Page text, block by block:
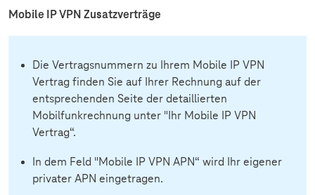
Mobile IP VPN Zusatzverträge
Die Vertragsnummern zu Ihrem Mobile IP VPN
Vertrag finden Sie auf Ihrer Rechnung auf der
entsprechenden Seite der detaillierten
Mobilfunkrechnung unter "Ihr Mobile IP VPN
Vertrag“.
In dem Feld "Mobile IP VPN APN“ wird Ihr eigener
privater APN eingetragen.